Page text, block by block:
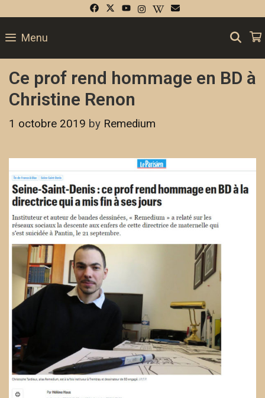
Menu
Ce prof rend hommage en BD à
Christine Renon
1 octobre 2019 by Remedium